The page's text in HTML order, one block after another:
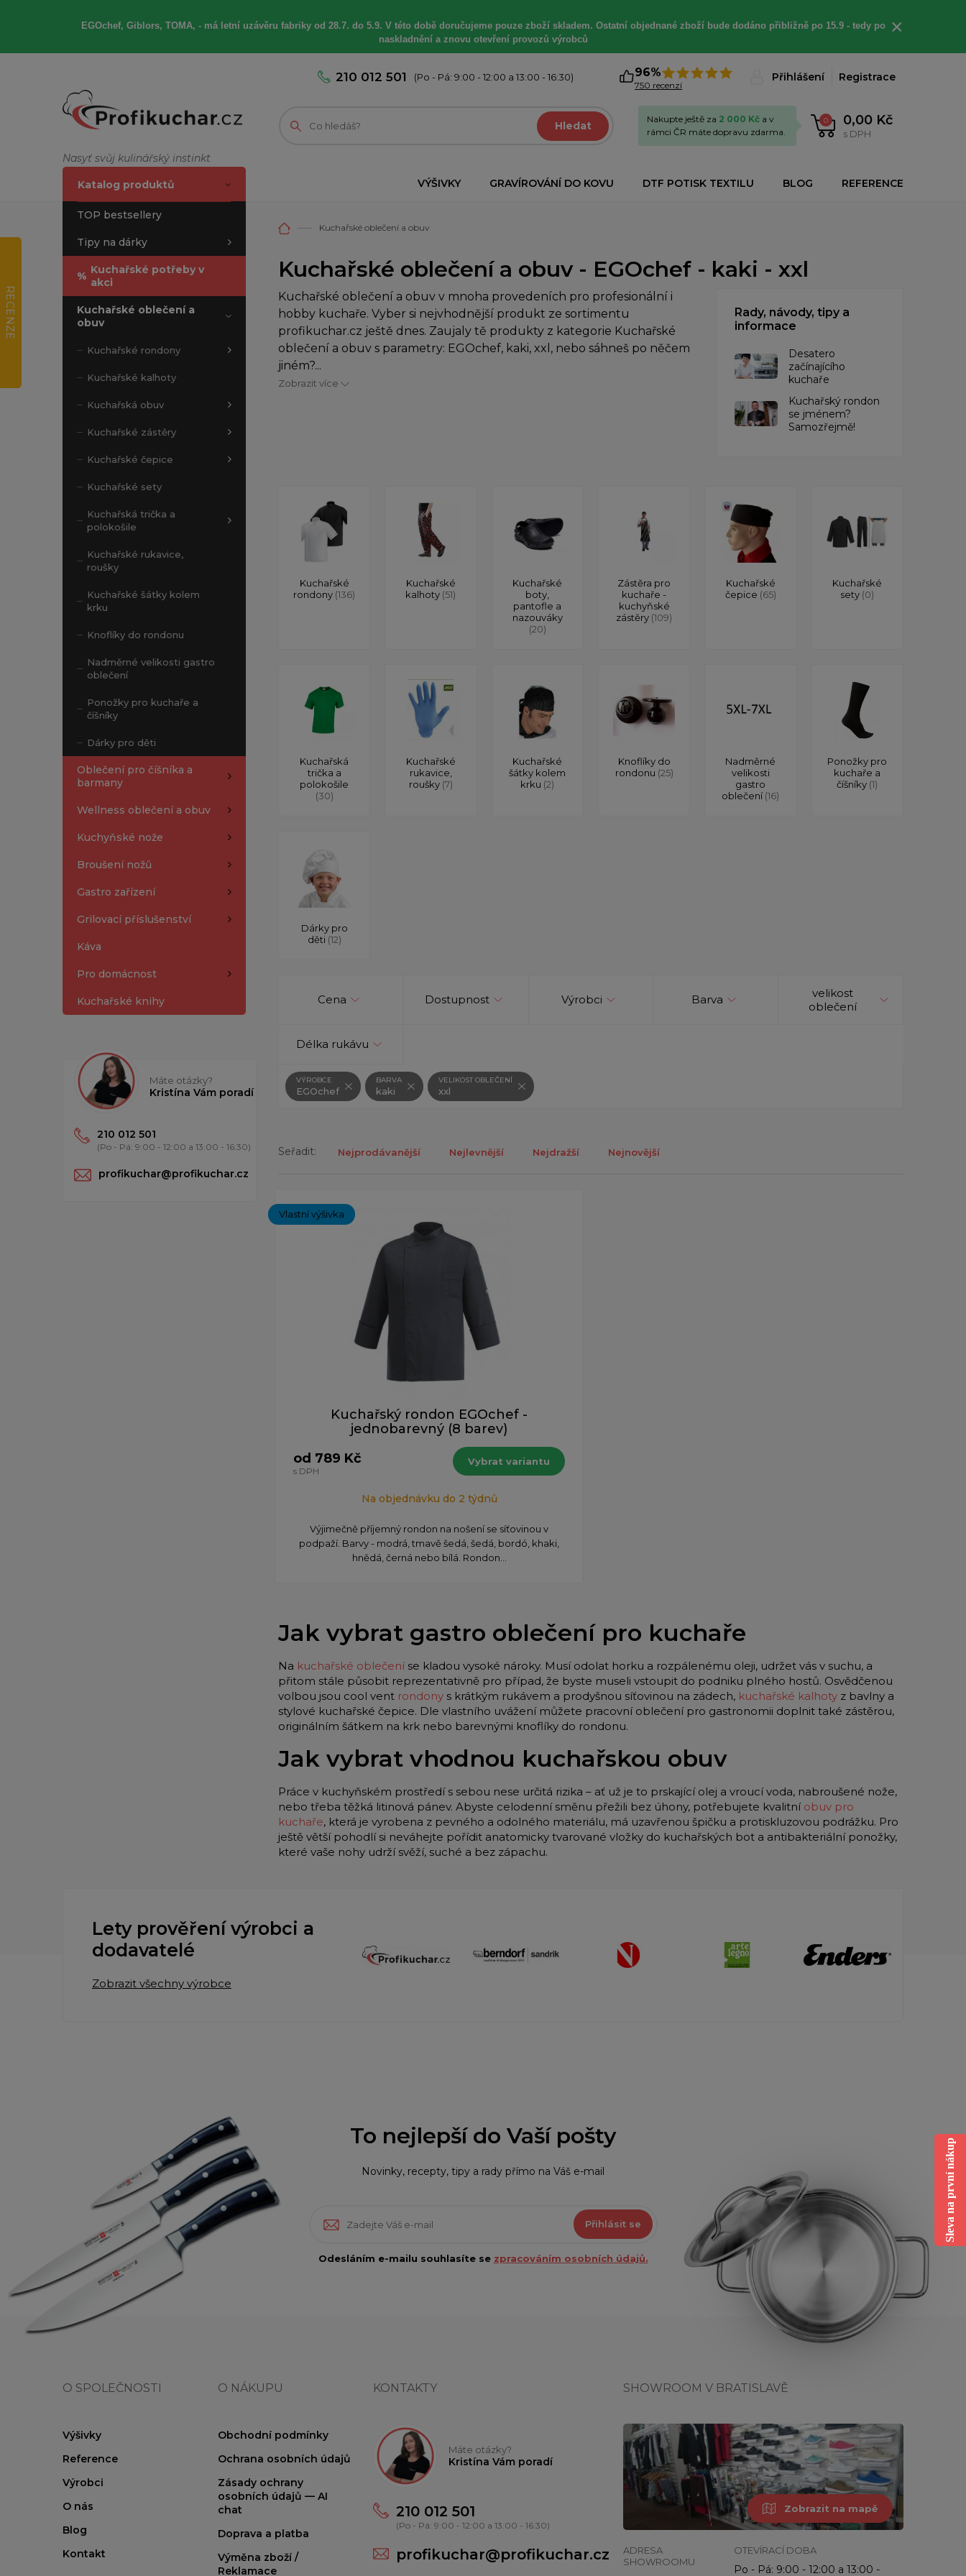
EGOchef, Giblors, TOMA, -má letní uzávěru fabriky od 28.7. do 5.9. V této době doručujeme pouze zboží skladem. Ostatní objednané zboží bude dodáno přibližně po 15.9 - tedy po
naskladnění a znovu otevření provozů výrobců
×
Nasyť svůj kulinářský instinkt
210 012 501 (Po - Pá: 9:00 - 12:00 a 13:00 - 16:30) 96%
750 recenzí
Přihlášení Registrace
Hledat 0 0,00 Kč
s DPH
Nakupte ještě za 2 000 Kč a v
rámci ČR máte dopravu zdarma.
VÝŠIVKY GRAVÍROVÁNÍ DO KOVU DTF POTISK TEXTILU BLOG REFERENCE
Katalog produktů
TOP bestsellery
Tipy na dárky
% Kuchařské potřeby v
akci
Kuchařské oblečení a
obuv
Kuchařské rondony
Kuchařské kalhoty
Kuchařská obuv
Kuchařské zástěry
Kuchařské čepice
Kuchařské sety
Kuchařská trička a
polokošile
Kuchařské rukavice,
roušky
Kuchařské šátky kolem
krku
Knoflíky do rondonu
Nadměrné velikosti gastro
oblečení
Ponožky pro kuchaře a
číšníky
Dárky pro děti
Oblečení pro číšníka a
barmany
Wellness oblečení a obuv
Kuchyňské nože
Broušení nožů
Gastro zařízení
Grilovací příslušenství
Káva
Pro domácnost
Kuchařské knihy
Máte otázky?
Kristína Vám poradí
210 012 501
(Po - Pá: 9:00 - 12:00 a 13:00 - 16:30)
profikuchar@profikuchar.cz
Kuchařské oblečení a obuv
Kuchařské oblečení a obuv - EGOchef - kaki - xxl
Kuchařské oblečení a obuv v mnoha provedeních pro profesionální i
hobby kuchaře. Vyber si nejvhodnější produkt ze sortimentu
profikuchar.cz ještě dnes. Zaujaly tě produkty z kategorie Kuchařské
oblečení a obuv s parametry: EGOchef, kaki, xxl, nebo sáhneš po něčem
jiném?...
Zobrazit více
Rady, návody, tipy a
informace
Desatero
začínajícího
kuchaře
Kuchařský rondon
se jménem?
Samozřejmě!
Kuchařské
rondony (136)
Kuchařské
kalhoty (51)
Kuchařské
boty,
pantofle a
nazouváky
(20)
Zástěra pro
kuchaře -
kuchyňské
zástěry (109)
Kuchařské
čepice (65)
Kuchařské
sety (0)
Kuchařská
trička a
polokošile
(30)
Kuchařské
rukavice,
roušky (7)
Kuchařské
šátky kolem
krku (2)
Knoflíky do
rondonu (25)
Nadměrné
velikosti
gastro
oblečení(16)
Ponožky pro
kuchaře a
číšníky (1)
Dárky pro
děti (12)
Cena Dostupnost Výrobci Barva
velikost
oblečení
Délka rukávu
VÝROBCE
EGOchef
BARVA
kaki
VELIKOST OBLEČENÍ
xxl
Seřadit: Nejprodávanější Nejlevnější Nejdražší Nejnovější
Vlastní výšivka
Kuchařský rondon EGOchef -
jednobarevný (8 barev)
od 789 Kč
s DPH
Vybrat variantu
Na objednávku do 2 týdnů
Výjimečně příjemný rondon na nošení se síťovinou v
podpaží. Barvy - modrá, tmavě šedá, šedá, bordó, khaki,
hnědá, černá nebo bílá. Rondon...
Jak vybrat gastro oblečení pro kuchaře
Na kuchařské oblečeníse kladou vysoké nároky. Musí odolat horku a rozpálenému oleji, udržet vás v suchu, a
přitom stále působit reprezentativně pro případ, že byste museli vstoupit do podniku plného hostů. Osvědčenou
volbou jsou cool vent rondony s krátkým rukávem a prodyšnou síťovinou na zádech, kuchařské kalhoty z bavlny a
stylové kuchařské čepice. Dle vlastního uvážení můžete pracovní oblečení pro gastronomii doplnit také zástěrou,
originálním šátkem na krk nebo barevnými knoflíky do rondonu.
Jak vybrat vhodnou kuchařskou obuv
Práce v kuchyňském prostředí s sebou nese určitá rizika – ať už je to prskající olej a vroucí voda, nabroušené nože,
nebo třeba těžká litinová pánev. Abyste celodenní směnu přežili bez úhony, potřebujete kvalitní obuv pro
kuchaře, která je vyrobena z pevného a odolného materiálu, má uzavřenou špičku a protiskluzovou podrážku. Pro
ještě větší pohodlí si neváhejte pořídit anatomicky tvarované vložky do kuchařských bot a antibakteriální ponožky,
které vaše nohy udrží svěží, suché a bez zápachu.
Lety prověření výrobci a
dodavatelé
Zobrazit všechny výrobce
To nejlepší do Vaší pošty
Novinky, recepty, tipy a rady přímo na Váš e-mail
Přihlásit se
Odesláním e-mailu souhlasíte se zpracováním osobních údajů.
O SPOLEČNOSTI
Výšivky
Reference
Výrobci
O nás
Blog
Kontakt
O NÁKUPU
Obchodní podmínky
Ochrana osobních údajů
Zásady ochrany
osobních údajů — AI
chat
Doprava a platba
Výměna zboží /
Reklamace
KONTAKTY
Máte otázky?
Kristína Vám poradí
210 012 501
(Po - Pá: 9:00 - 12:00 a 13:00 - 16:30)
profikuchar@profikuchar.cz
SHOWROOM V BRATISLAVĚ
Zobrazit na mapě
ADRESA
SHOWROOMU
OTEVÍRACÍ DOBA
Po - Pá: 9:00 - 12:00 a 13:00 -
RECENZE
Sleva na první nákup